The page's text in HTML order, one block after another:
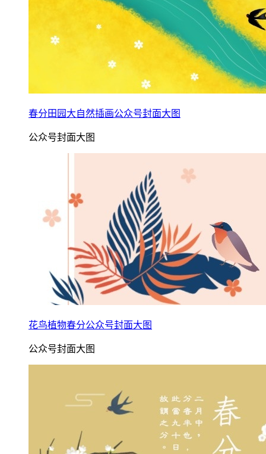
春分田园大自然插画公众号封面大图
公众号封面大图
花鸟植物春分公众号封面大图
公众号封面大图